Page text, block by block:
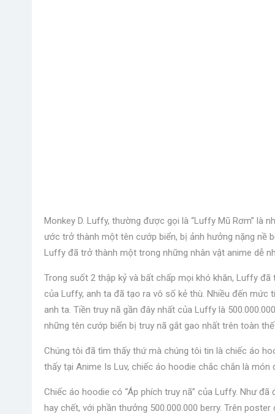
Monkey D. Luffy, thường được gọi là “Luffy Mũ Rơm” là
ước trở thành một tên cướp biển, bị ảnh hưởng nặng nề
Luffy đã trở thành một trong những nhân vật anime dễ
Trong suốt 2 thập kỷ và bất chấp mọi khó khăn, Luffy
của Luffy, anh ta đã tạo ra vô số kẻ thù. Nhiều đến
anh ta. Tiền truy nã gần đây nhất của Luffy là
những tên cướp biển bị truy nã gắt gao nhất trên toàn thế
Chúng tôi đã tìm thấy thứ mà chúng tôi tin là chiếc áo
thấy tại Anime Is Luv, chiếc áo hoodie chắc chắn là món
Chiếc áo hoodie có “Áp phích truy nã” của Luffy. Như
hay chết, với phần thưởng 500.000.000 berry. Trên